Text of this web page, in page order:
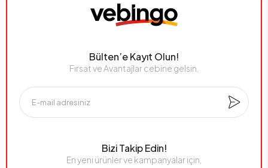
Bülten’e Kayıt Olun!
Fırsat ve Avantajlar cebine gelsin.
Bizi Takip Edin!
En yeni ürünler ve kampanyalar için,